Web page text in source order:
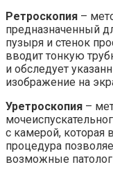
Ретроскопия –
предназначенный
пузыря и стенок
вводит тонкую
и обследует
изображение на
Уретроскопия –
с камерой, которая
процедура
возможные